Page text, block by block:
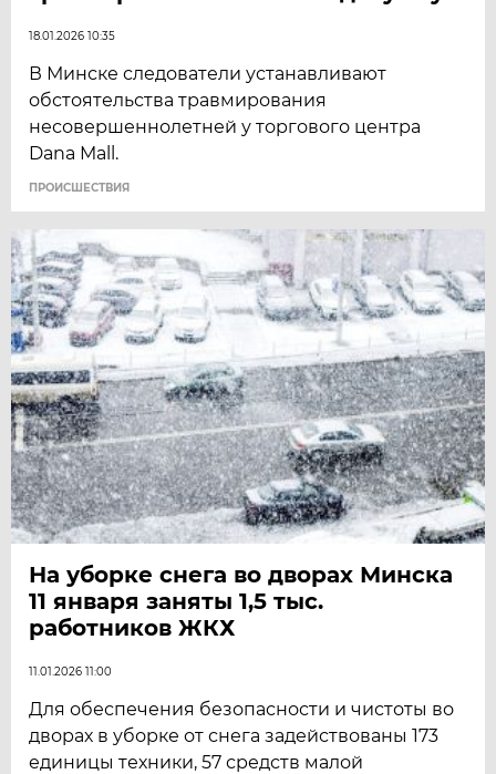
18.01.2026 10:35
В Минске следователи устанавливают
обстоятельства травмирования
несовершеннолетней у торгового центра
Dana Mall.
ПРОИСШЕСТВИЯ
На уборке снега во дворах Минска
11 января заняты 1,5 тыс.
работников ЖКХ
11.01.2026 11:00
Для обеспечения безопасности и чистоты во
дворах в уборке от снега задействованы 173
единицы техники, 57 средств малой